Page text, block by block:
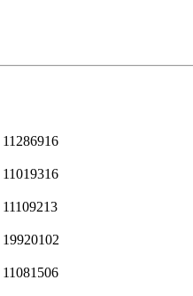
11286916
11019316
11109213
19920102
11081506